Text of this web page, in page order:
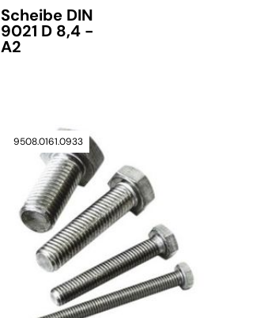
verfügbar
Scheibe DIN
9021 D 8,4 -
A2
9508.0161.0933